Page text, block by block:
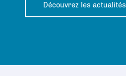
Découvrez les actualités